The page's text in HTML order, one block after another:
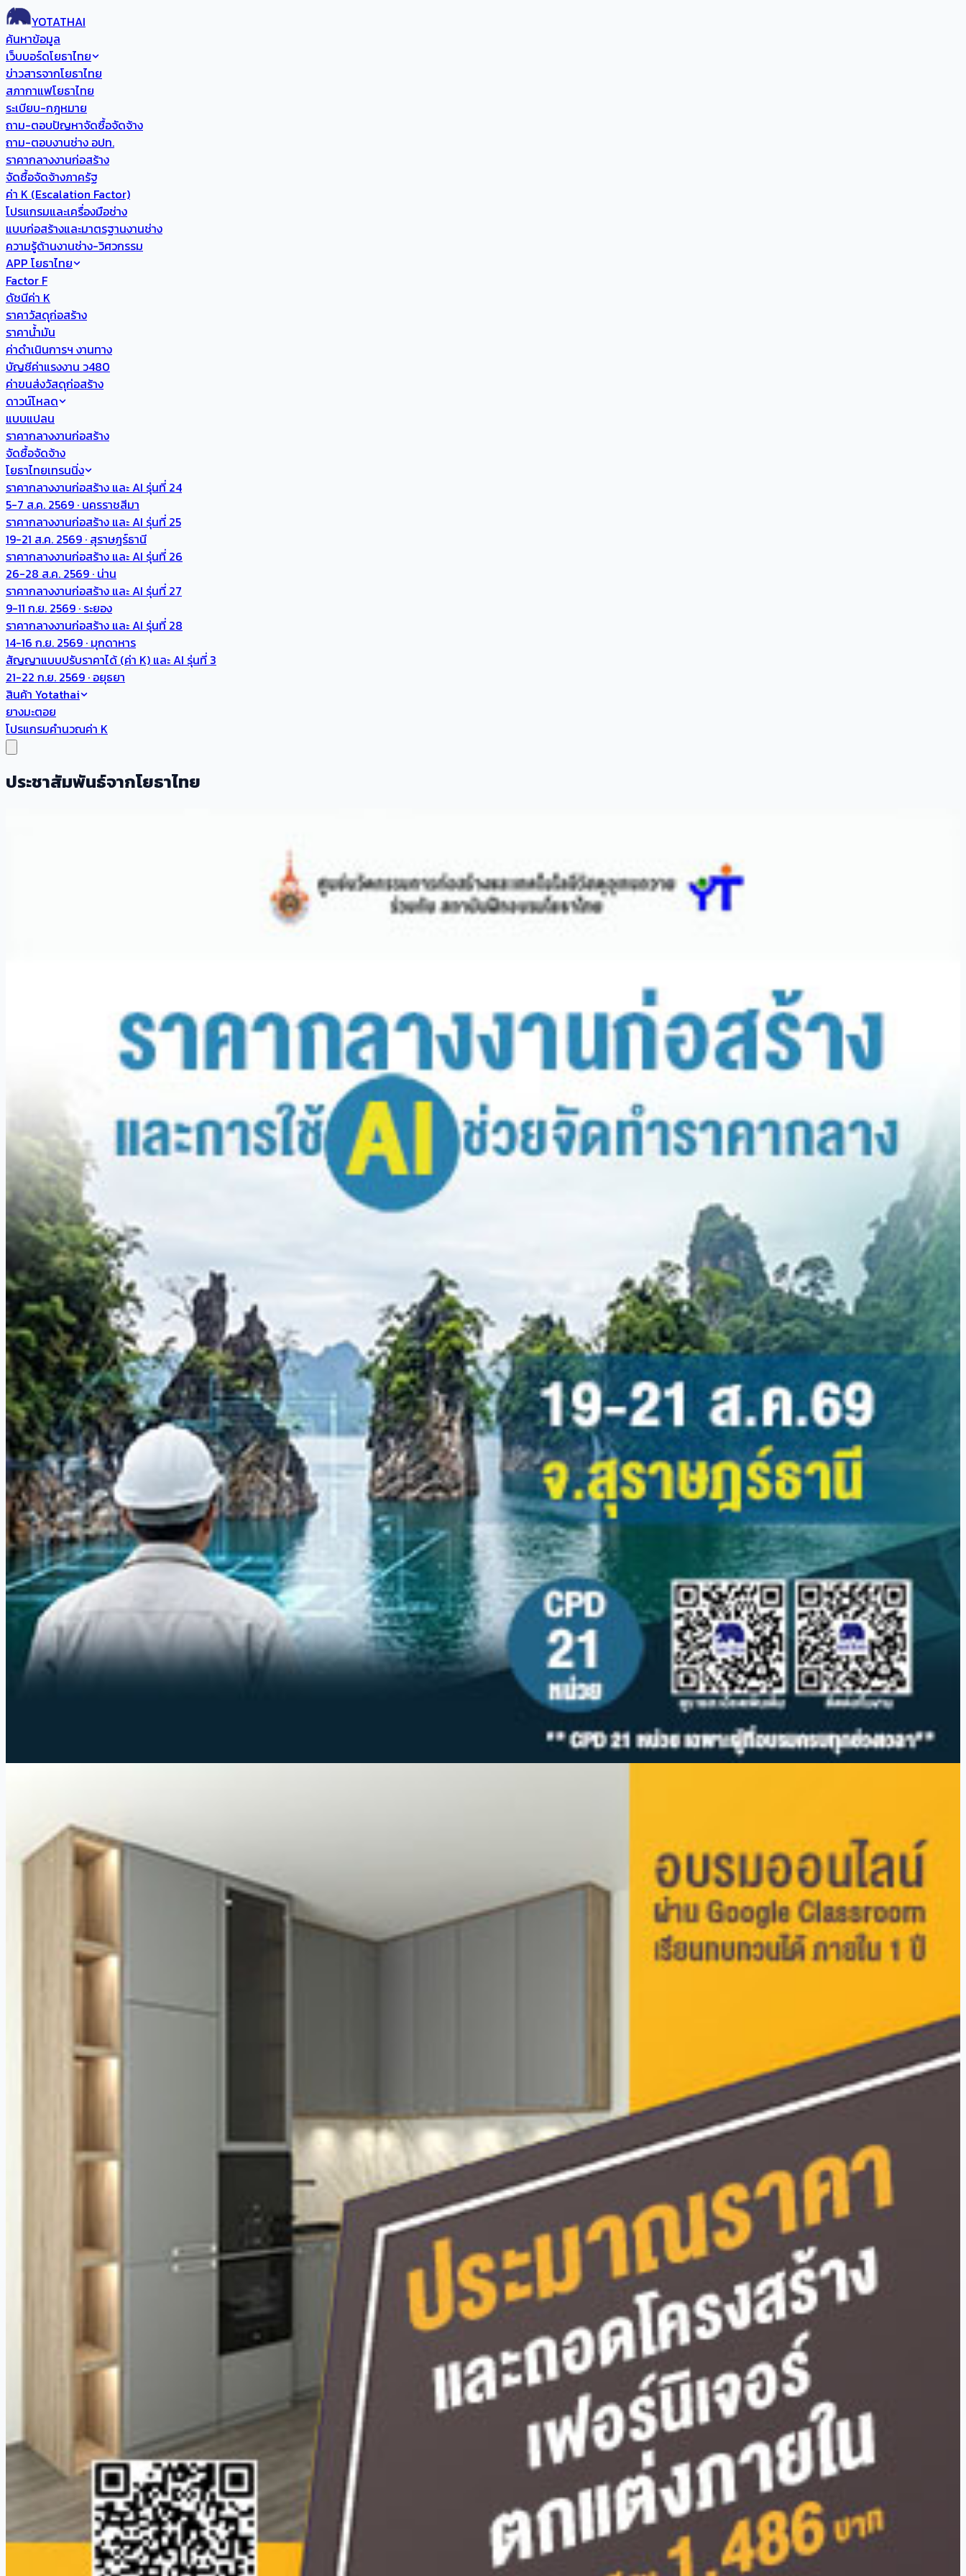
YOTATHAI
ค้นหาข้อมูล
เว็บบอร์ดโยธาไทย
ข่าวสารจากโยธาไทย
สภากาแฟโยธาไทย
ระเบียบ-กฎหมาย
ถาม-ตอบปัญหาจัดซื้อจัดจ้าง
ถาม-ตอบงานช่าง อปท.
ราคากลางงานก่อสร้าง
จัดซื้อจัดจ้างภาครัฐ
ค่า K (Escalation Factor)
โปรแกรมและเครื่องมือช่าง
แบบก่อสร้างและมาตรฐานงานช่าง
ความรู้ด้านงานช่าง-วิศวกรรม
APP โยธาไทย
Factor F
ดัชนีค่า K
ราคาวัสดุก่อสร้าง
ราคาน้ำมัน
ค่าดำเนินการฯ งานทาง
บัญชีค่าแรงงาน ว480
ค่าขนส่งวัสดุก่อสร้าง
ดาวน์โหลด
แบบแปลน
ราคากลางงานก่อสร้าง
จัดซื้อจัดจ้าง
โยธาไทยเทรนนิ่ง
ราคากลางงานก่อสร้าง และ AI รุ่นที่ 24
5-7 ส.ค. 2569 · นครราชสีมา
ราคากลางงานก่อสร้าง และ AI รุ่นที่ 25
19-21 ส.ค. 2569 · สุราษฎร์ธานี
ราคากลางงานก่อสร้าง และ AI รุ่นที่ 26
26-28 ส.ค. 2569 · น่าน
ราคากลางงานก่อสร้าง และ AI รุ่นที่ 27
9-11 ก.ย. 2569 · ระยอง
ราคากลางงานก่อสร้าง และ AI รุ่นที่ 28
14-16 ก.ย. 2569 · มุกดาหาร
สัญญาแบบปรับราคาได้ (ค่า K) และ AI รุ่นที่ 3
21-22 ก.ย. 2569 · อยุธยา
สินค้า Yotathai
ยางมะตอย
โปรแกรมคำนวณค่า K
ประชาสัมพันธ์จากโยธาไทย